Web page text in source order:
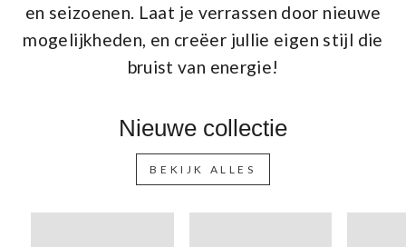
en seizoenen. Laat je verrassen door nieuwe
mogelijkheden, en creëer jullie eigen stijl die
bruist van energie!
Nieuwe collectie
BEKIJK ALLES